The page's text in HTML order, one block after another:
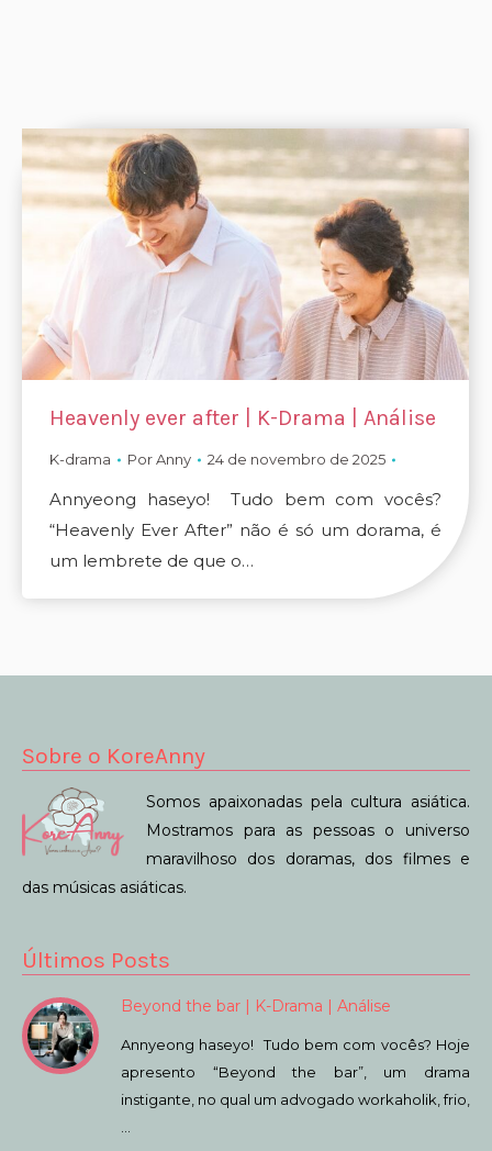
Heavenly ever after | K-Drama | Análise
K-drama PorAnny 24 de novembro de 2025
Annyeong haseyo! Tudo bem com vocês?
“Heavenly Ever After” não é só um dorama, é
um lembrete de que o…
Sobre o KoreAnny
Somos apaixonadas pela cultura asiática.
Mostramos para as pessoas o universo
maravilhoso dos doramas, dos filmes e
das músicas asiáticas.
Últimos Posts
Beyond the bar | K-Drama | Análise
Annyeong haseyo! Tudo bem com vocês? Hoje
apresento “Beyond the bar”, um drama
instigante, no qual um advogado workaholik, frio,
…